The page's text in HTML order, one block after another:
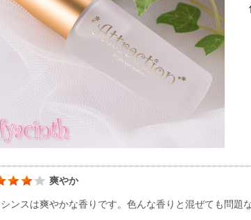
爽やか
シンスは爽やかな香りです。色んな香りと混ぜても問題